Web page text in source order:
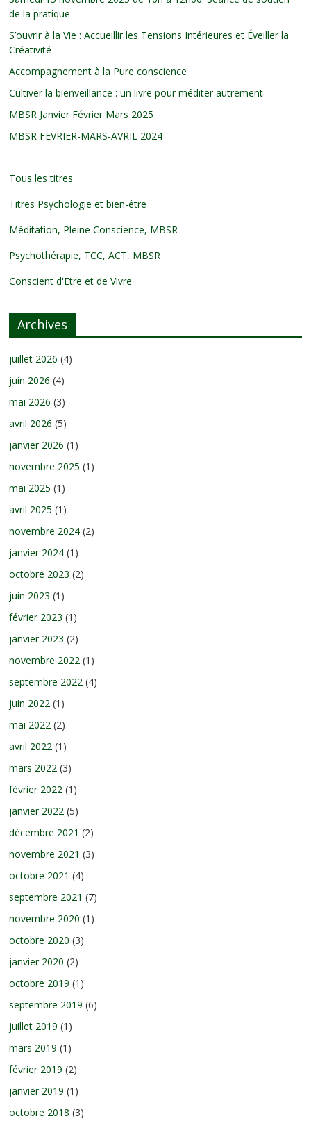
de la pratique
S’ouvrir à la Vie : Accueillir les Tensions Intérieures et Éveiller la
Créativité
Accompagnement à la Pure conscience
Cultiver la bienveillance : un livre pour méditer autrement
MBSR Janvier Février Mars 2025
MBSR FEVRIER-MARS-AVRIL 2024
Tous les titres
Titres Psychologie et bien-être
Méditation, Pleine Conscience, MBSR
Psychothérapie, TCC, ACT, MBSR
Conscient d'Etre et de Vivre
Archives
juillet 2026 (4)
juin 2026 (4)
mai 2026 (3)
avril 2026 (5)
janvier 2026 (1)
novembre 2025 (1)
mai 2025 (1)
avril 2025 (1)
novembre 2024 (2)
janvier 2024 (1)
octobre 2023 (2)
juin 2023 (1)
février 2023 (1)
janvier 2023 (2)
novembre 2022 (1)
septembre 2022 (4)
juin 2022 (1)
mai 2022 (2)
avril 2022 (1)
mars 2022 (3)
février 2022 (1)
janvier 2022 (5)
décembre 2021 (2)
novembre 2021 (3)
octobre 2021 (4)
septembre 2021 (7)
novembre 2020 (1)
octobre 2020 (3)
janvier 2020 (2)
octobre 2019 (1)
septembre 2019 (6)
juillet 2019 (1)
mars 2019 (1)
février 2019 (2)
janvier 2019 (1)
octobre 2018 (3)